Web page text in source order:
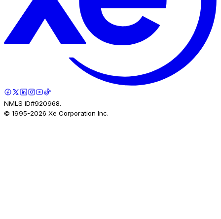
NMLS ID#920968.
© 1995-2026 Xe Corporation Inc.